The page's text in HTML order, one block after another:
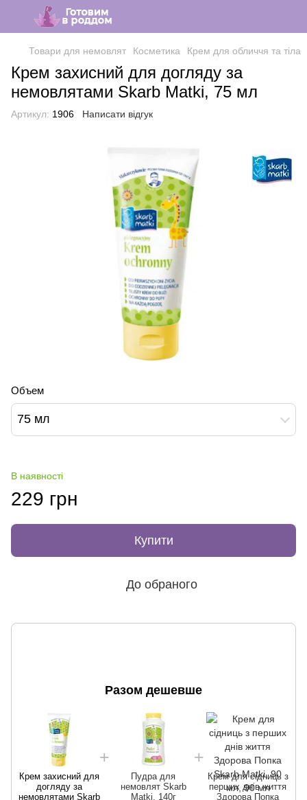
Товари для немовлят Косметика Крем для обличчя та тіла
Крем захисний для догляду за
немовлятами Skarb Matki, 75 мл
Артикул: 1906 Написати відгук
Объем
75 мл
В наявності
229 грн
Купити
До обраного
Разом дешевше
Крем захисний для
догляду за
немовлятами Skarb
Пудра для
немовлят Skarb
Matki, 140г
Крем для сідниць з
перших днів життя
Здорова Попка